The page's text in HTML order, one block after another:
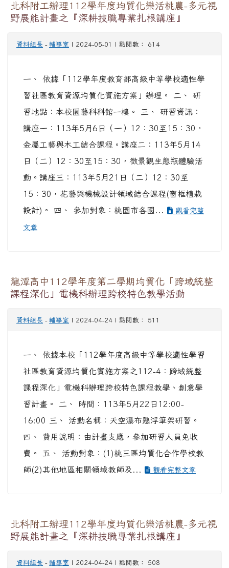
北科附工辦理112學年度均質化樂活桃農-多元視
野展能計畫之『深耕技職專業扎根講座』
資料組長 - 輔導室 | 2024-05-01 | 點閱數： 614
一、 依據「112學年度教育部高級中等學校適性學
習社區教育資源均質化實施方案」辦理。 二、 研
習地點：本校園藝科科館一樓。 三、 研習資訊：
講座一：113年5月6日（一）12：30至15：30，
金屬工藝與木工結合課程。講座二：113年5月14
日（二）12：30至15：30，微景觀生態瓶體驗活
動。講座三：113年5月21日（二）12：30至
15：30，花藝與機械設計領域結合課程(窗框植栽
設計)。 四、 參加對象：桃園市各國...
觀看完整
文章
龍潭高中112學年度第二學期均質化「跨域統整
課程深化」電機科辦理跨校特色教學活動
資料組長 - 輔導室 | 2024-04-24 | 點閱數： 511
一、 依據本校「112學年度高級中等學校適性學習
社區教育資源均質化實施方案之112-4：跨域統整
課程深化」電機科辦理跨校特色課程教學、創意學
習計畫。 二、 時間：113年5月22日12:00-
16:00 三、 活動名稱：天空瀑布懸浮筆架研習。
四、 費用說明：由計畫支應，參加研習人員免收
費。 五、 活動對象：(1)桃三區均質化合作學校教
師(2)其他地區相關領域教師及...
觀看完整文章
北科附工辦理112學年度均質化樂活桃農-多元視
野展能計畫之『深耕技職專業扎根講座』
資料組長 - 輔導室 | 2024-04-24 | 點閱數： 508